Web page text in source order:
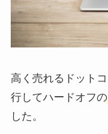
高く売れるドット
行してハードオフの
した。